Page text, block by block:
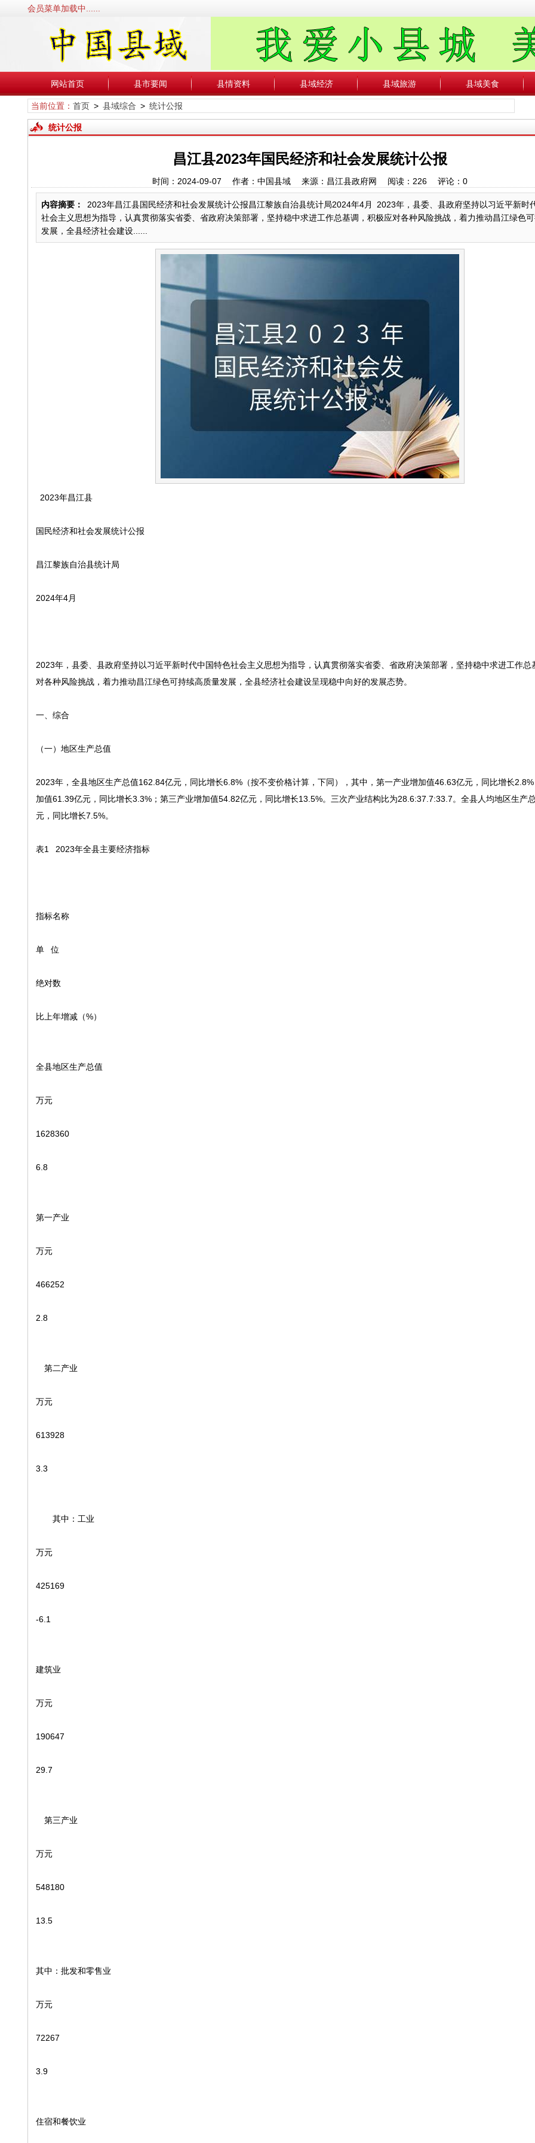
会员菜单加载中......
网站首页 县市要闻 县情资料 县域经济 县域旅游 县域美食
当前位置： 首页> 县域综合 > 统计公报
统计公报
昌江县2023年国民经济和社会发展统计公报
时间：2024-09-07 作者：中国县域 来源：昌江县政府网 阅读： 226评论： 0
内容摘要：
2023年昌江县国民经济和社会发展统计公报昌江黎族自治县统计局2024年4月 2023年，县委、县政府坚持以习近平新时
社会主义思想为指导，认真贯彻落实省委、省政府决策部署，坚持稳中求进工作总基调，积极应对各种风险挑战，着力推动昌江绿色
发展，全县经济社会建设......
2023年昌江县
国民经济和社会发展统计公报
昌江黎族自治县统计局
2024年4月
2023年，县委、县政府坚持以习近平新时代中国特色社会主义思想为指导，认真贯彻落实省委、省政府决策部署，坚持稳中求进工作总
对各种风险挑战，着力推动昌江绿色可持续高质量发展，全县经济社会建设呈现稳中向好的发展态势。
一、综合
（一）地区生产总值
2023年，全县地区生产总值162.84亿元，同比增长6.8%（按不变价格计算，下同），其中，第一产业增加值46.63亿元，同比增长
加值61.39亿元，同比增长3.3%；第三产业增加值54.82亿元，同比增长13.5%。三次产业结构比为28.6:37.7:33.7。全县人均地区生产
元，同比增长7.5%。
表1 2023年全县主要经济指标
指标名称
单 位
绝对数
比上年增减（%）
全县地区生产总值
万元
1628360
6.8
第一产业
万元
466252
2.8
第二产业
万元
613928
3.3
其中：工业
万元
425169
-6.1
建筑业
万元
190647
29.7
第三产业
万元
548180
13.5
其中：批发和零售业
万元
72267
3.9
住宿和餐饮业